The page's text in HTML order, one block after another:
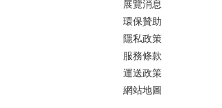
展覽消息
環保贊助
隱私政策
服務條款
運送政策
網站地圖